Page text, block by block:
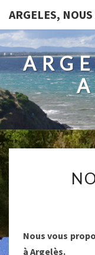
ARGELES,
Nous vous
à Argelès.